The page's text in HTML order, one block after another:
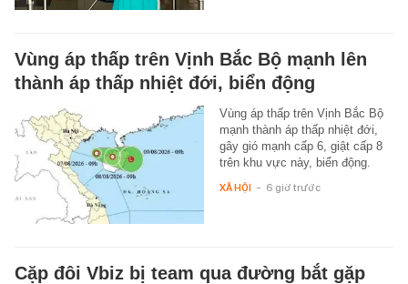
Vùng áp thấp trên Vịnh Bắc Bộ mạnh lên
thành áp thấp nhiệt đới, biển động
Vùng áp thấp trên Vịnh Bắc Bộ
mạnh thành áp thấp nhiệt đới,
gây gió mạnh cấp 6, giật cấp 8
trên khu vực này, biển động.
XÃ HỘI - 6 giờ trước
Cặp đôi Vbiz bị team qua đường bắt gặp